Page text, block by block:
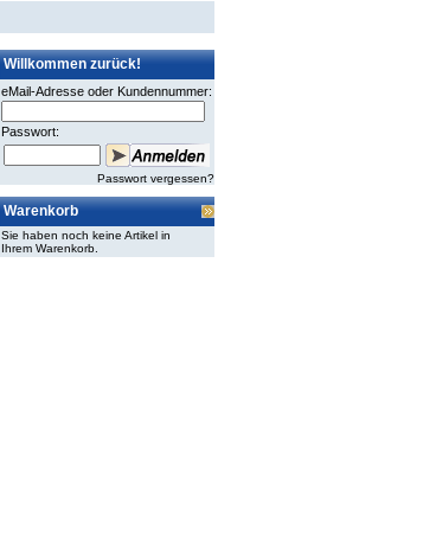
Willkommen zurück!
eMail-Adresse oder Kundennummer:
Passwort:
Passwort vergessen?
Warenkorb
Sie haben noch keine Artikel in
Ihrem Warenkorb.